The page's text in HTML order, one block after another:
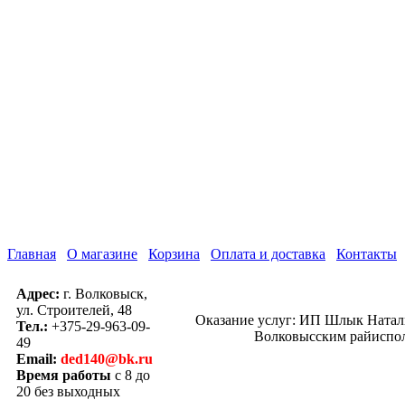
Главная О магазине Корзина Оплата и доставка Контакты
Адрес: г. Волковыск,
ул. Строителей, 48
Тел.: +375-29-963-09-
49
Email: ded140@bk.ru
Время работы с 8 до
20 без выходных
Оказание услуг: ИП Шлык
Волковысским